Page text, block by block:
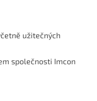
užitečných
společnosti Imcon